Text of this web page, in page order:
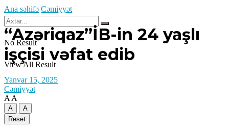
No Result
View All Result
Ana səhifə Cəmiyyət
“Azəriqaz”İB-in 24 yaşlı
işçisi vəfat edib
Yanvar 15, 2025
Cəmiyyət
A A
A
A
Reset